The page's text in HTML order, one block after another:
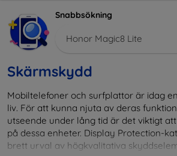
Snabbsökning
Honor Magic8 Lite
Skärmskydd
Mobiltelefoner och surfplattor är idag
liv. För att kunna njuta av deras
utseende under lång tid är det viktigt
på dessa enheter. Display Protection-
brett urval av högkvalitativa